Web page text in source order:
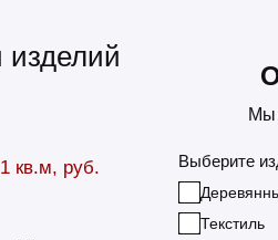
изделий
кв.м, руб.
Мы
Выберите
Текстиль